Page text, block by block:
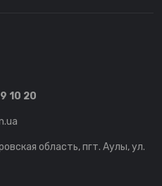
10 20
область, пгт. Аулы, ул.